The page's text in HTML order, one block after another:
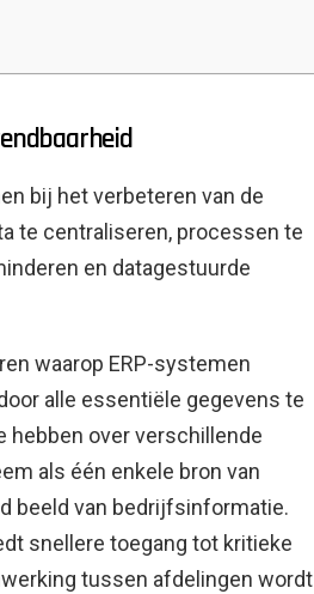
bij het verbeteren van de
te centraliseren, processen te
en datagestuurde
waarop ERP-systemen
alle essentiële gegevens te
hebben over verschillende
als één enkele bron van
beeld van bedrijfsinformatie.
snellere toegang tot kritieke
tussen afdelingen wordt